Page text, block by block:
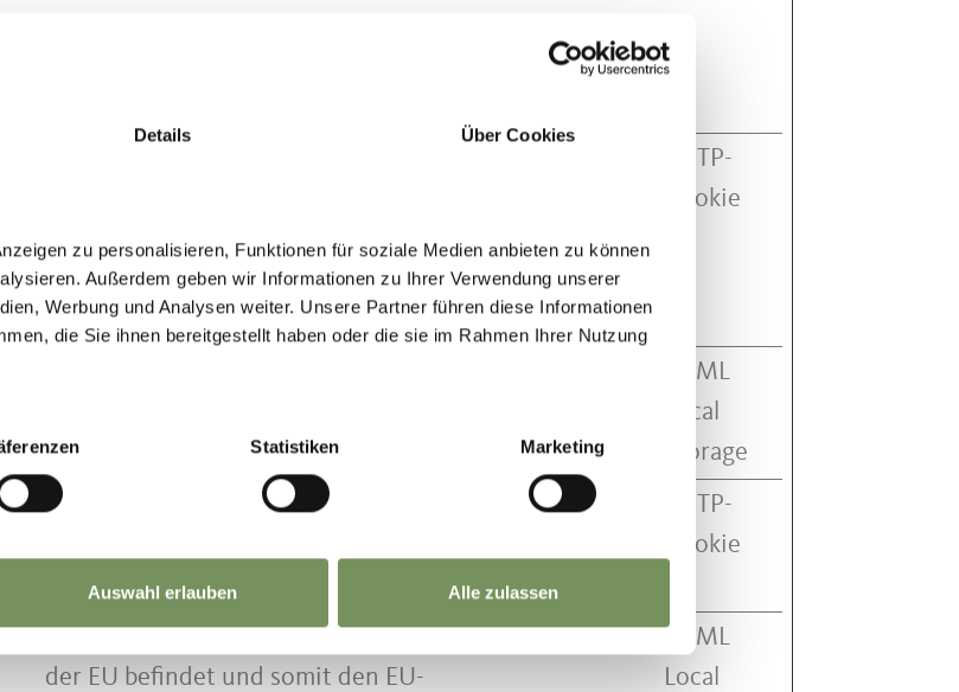
Details Über Cookies
zu personalisieren, Funktionen für soziale Medien anbieten zu können
Außerdem geben wir Informationen zu Ihrer Verwendung unserer
Werbung und Analysen weiter. Unsere Partner führen diese Informationen
die Sie ihnen bereitgestellt haben oder die sie im Rahmen Ihrer Nutzung
Statistiken Marketing
Auswahl erlauben Alle zulassen
Zusammenhang mit Load Balancing
verwendet, um die Nutzererfahrung zu
optimieren.
HTTP-
Cookie
unterscheiden.
HTML
Local
Storage
Speichert den Zustimmungsstatus des
aktuellen Domäne.
1 Jahr
HTTP-
Cookie
der EU befindet und somit den EU-
HTML
Local